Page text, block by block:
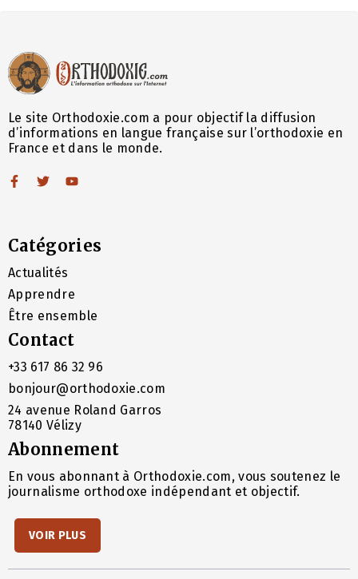
Le site Orthodoxie.com a pour objectif la diffusion
d’informations en langue française sur l’orthodoxie en
France et dans le monde.
Catégories
Actualités
Apprendre
Être ensemble
Contact
+33 617 86 32 96
bonjour@orthodoxie.com
24 avenue Roland Garros
78140 Vélizy
Abonnement
En vous abonnant à Orthodoxie.com, vous soutenez le
journalisme orthodoxe indépendant et objectif.
VOIR PLUS